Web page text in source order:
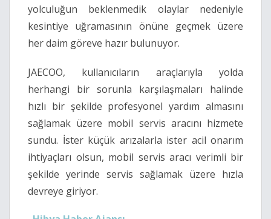
yolculuğun beklenmedik olaylar nedeniyle
kesintiye uğramasının önüne geçmek üzere
her daim göreve hazır bulunuyor.
JAECOO, kullanıcıların araçlarıyla yolda
herhangi bir sorunla karşılaşmaları halinde
hızlı bir şekilde profesyonel yardım almasını
sağlamak üzere mobil servis aracını hizmete
sundu. İster küçük arızalarla ister acil onarım
ihtiyaçları olsun, mobil servis aracı verimli bir
şekilde yerinde servis sağlamak üzere hızla
devreye giriyor.